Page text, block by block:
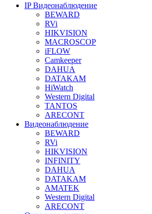
IP Видеонаблюдение
BEWARD
RVi
HIKVISION
MACROSCOP
iFLOW
Camkeeper
DAHUA
DATAKAM
HiWatch
Western Digital
TANTOS
ARECONT
Видеонаблюдение
BEWARD
RVi
HIKVISION
INFINITY
DAHUA
DATAKAM
AMATEK
Western Digital
ARECONT